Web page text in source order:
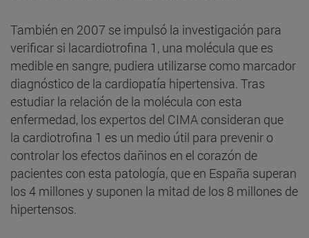
También en 2007 se impulsó la investigación para
verificar si lacardiotrofina 1, una molécula que es
medible en sangre, pudiera utilizarse como marcador
diagnóstico de la cardiopatía hipertensiva. Tras
estudiar la relación de la molécula con esta
enfermedad, los expertos del CIMA consideran que
la cardiotrofina 1 es un medio útil para prevenir o
controlar los efectos dañinos en el corazón de
pacientes con esta patología, que en España superan
los 4 millones y suponen la mitad de los 8 millones de
hipertensos.